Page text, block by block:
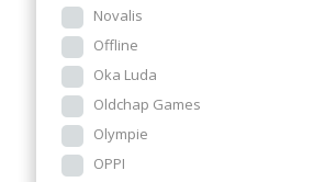
Novalis
Offline
Oka Luda
Oldchap Games
Olympie
OPPI